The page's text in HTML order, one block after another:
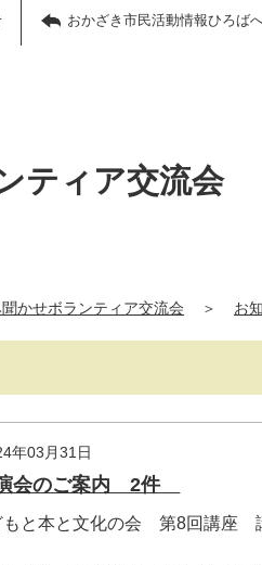
おかざき市民活動情報ひろば
ティア交流会
かせボランティア交流会 ＞ お
年03月31日
会のご案内 2件
もと本と文化の会 第8回講座